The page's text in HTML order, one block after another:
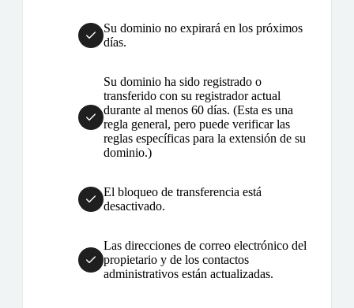
Su dominio no expirará en los próximos
días.
Su dominio ha sido registrado o
transferido con su registrador actual
durante al menos 60 días. (Esta es una
regla general, pero puede verificar las
reglas específicas para la extensión de su
dominio.)
El bloqueo de transferencia está
desactivado.
Las direcciones de correo electrónico del
propietario y de los contactos
administrativos están actualizadas.